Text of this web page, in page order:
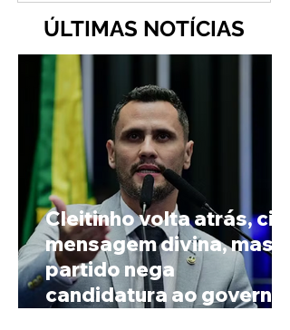
ÚLTIMAS NOTÍCIAS
Cleitinho volta atrás, cita
mensagem divina, mas
partido nega
candidatura ao governo